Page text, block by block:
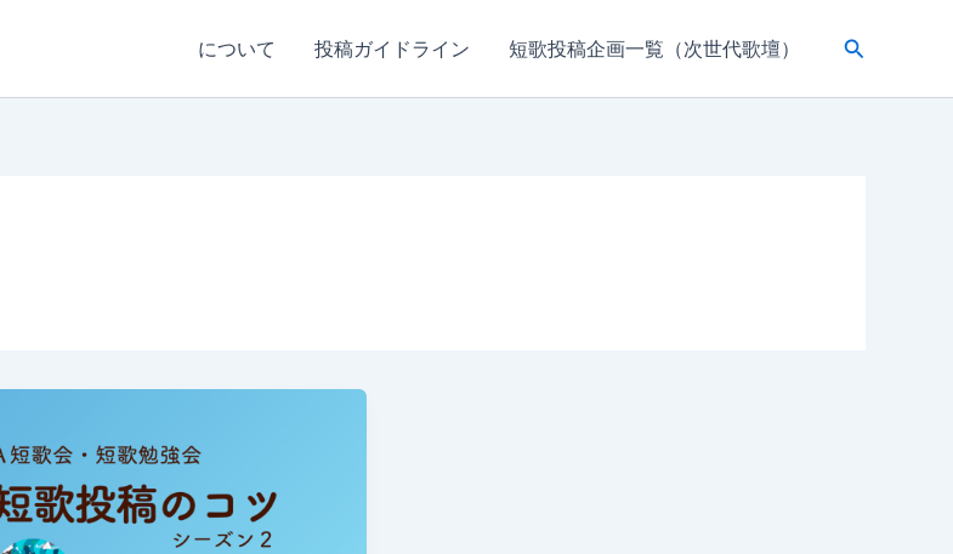
について 投稿ガイドライン 短歌投稿企画一覧（次世代歌壇）
検